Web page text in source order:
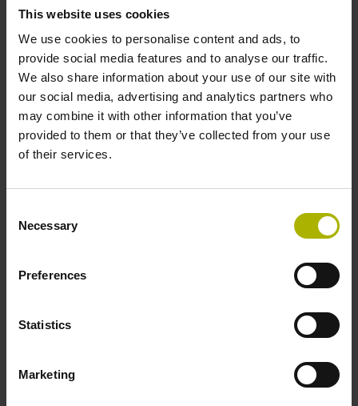
This website uses cookies
We use cookies to personalise content and ads, to
provide social media features and to analyse our traffic.
We also share information about your use of our site with
our social media, advertising and analytics partners who
may combine it with other information that you’ve
provided to them or that they’ve collected from your use
of their services.
Selection
Necessary
Preferences
Statistics
Marketing
18000
1Vpp sinusoidal voltage signals (1 Vpp)
ID number:
383600-08
Product:
ROD 780 18000 03S12-03 K 5.00 02 77A63B
18000
ID number:
ROD 780 18000 03S12-03 K 3.00 02 77A63B